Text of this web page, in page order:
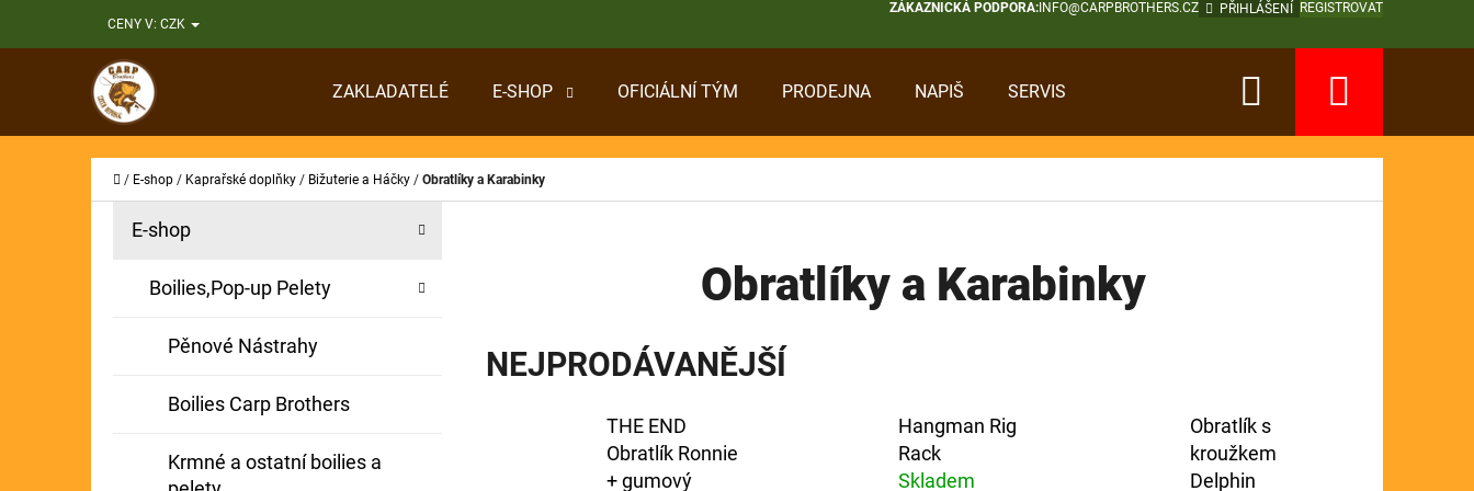
na
CENY V: CZK
ZÁKAZNICKÁ PODPORA:INFO@CARPBROTHERS.CZ PŘIHLÁŠENÍ REGISTROVAT
ZAKLADATELÉ E-SHOP OFICIÁLNÍ TÝM PRODEJNA NAPIŠ SERVIS Hledat
Domů
/ E-shop / Kaprařské doplňky / Bižuterie a Háčky / Obratlíky a Karabinky
Přeskočit
E-shop
Boilies,Pop-up Pelety
Pěnové Nástrahy
Boilies Carp Brothers
Krmné a ostatní boilies a
Obratlíky a Karabinky
NEJPRODÁVANĚJŠÍ
THE END
Obratlík Ronnie
+ gumový
Hangman Rig
Rack
Skladem
Obratlík s
kroužkem
Delphin
O
Í
Zpět
do
obchodu
Zpět
do
obchodu
CO POTŘEBUJETE NAJÍT?
DOPORUČUJEME